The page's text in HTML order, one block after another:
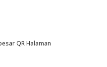
QR Halaman